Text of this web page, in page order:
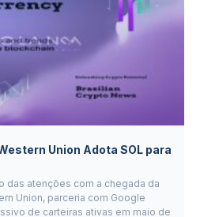
Union Adota SOL para
das atenções com a chegada da
Union, parceria com Google
de carteiras ativas em maio de